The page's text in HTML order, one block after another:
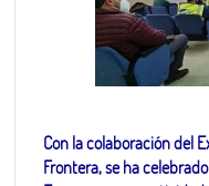
Con la colaboración del
Frontera, se ha